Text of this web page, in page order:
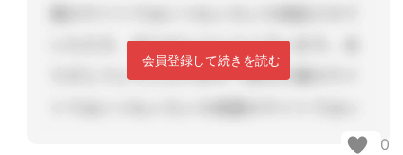
会員登録して続きを読む
0